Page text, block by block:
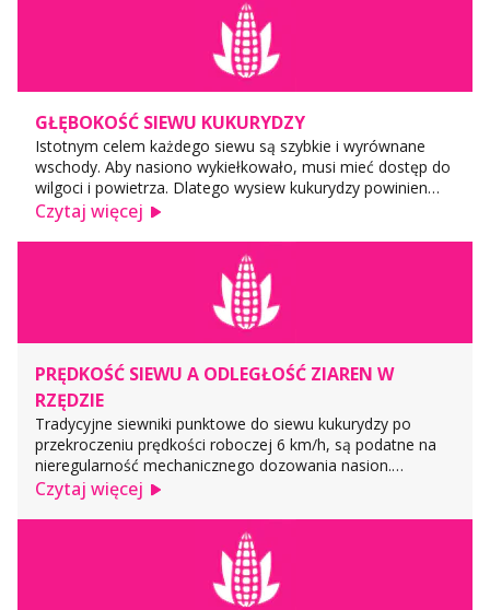
GŁĘBOKOŚĆ SIEWU KUKURYDZY
Istotnym celem każdego siewu są szybkie i wyrównane
wschody. Aby nasiono wykiełkowało, musi mieć dostęp do
wilgoci i powietrza. Dlatego wysiew kukurydzy powinien
być: * wystarczająco głęboki (powyżej 4 cm), aby ochronić
nasiona przed przymrozkami, ptakami i wysychaniem
Czytaj więcej
PRĘDKOŚĆ SIEWU A ODLEGŁOŚĆ ZIAREN W
RZĘDZIE
Tradycyjne siewniki punktowe do siewu kukurydzy po
przekroczeniu prędkości roboczej 6 km/h, są podatne na
nieregularność mechanicznego dozowania nasion.
Wówczas w rzędzie 2-3 ziarniaki padają blisko siebie, a za
nimi w dużym odstępie znów 2-3 ziarna. To zjawisko
Czytaj więcej